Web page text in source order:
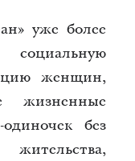
уже более
женщин,
жизненные
одиночек без